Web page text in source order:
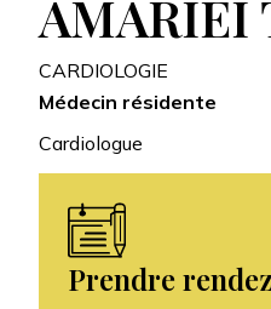
AMARIEI
CARDIOLOGIE
Médecin résidente
Cardiologue
Prendre